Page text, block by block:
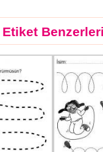
Etiket Benzerleri